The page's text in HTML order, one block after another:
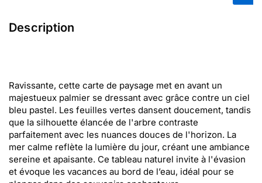
Description
Ravissante, cette carte de paysage met en avant un
majestueux palmier se dressant avec grâce contre un ciel
bleu pastel. Les feuilles vertes dansent doucement, tandis
que la silhouette élancée de l'arbre contraste
parfaitement avec les nuances douces de l'horizon. La
mer calme reflète la lumière du jour, créant une ambiance
sereine et apaisante. Ce tableau naturel invite à l'évasion
et évoque les vacances au bord de l’eau, idéal pour se